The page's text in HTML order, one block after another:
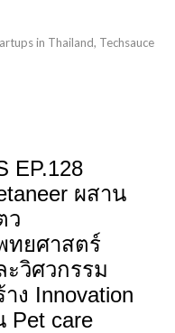
in Thailand, Techsauce
EP.128
ผสาน
ว
ทยศาสตร์
ะวิศวกรรม
าง Innovation
Pet care